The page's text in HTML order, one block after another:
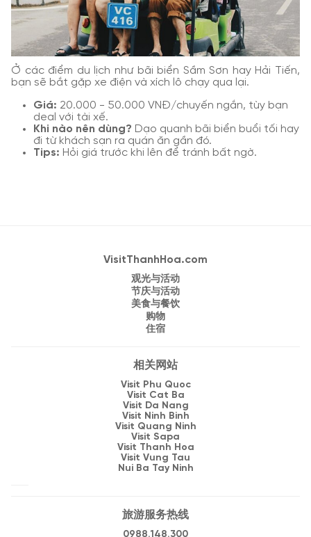
Ở các điểm du lịch như bãi biển Sầm Sơn hay Hải Tiến,
bạn sẽ bắt gặp xe điện và xích lô chạy qua lại.
Giá: 20.000 - 50.000 VNĐ/chuyến ngắn, tùy bạn
deal với tài xế.
Khi nào nên dùng? Dạo quanh bãi biển buổi tối hay
đi từ khách sạn ra quán ăn gần đó.
Tips: Hỏi giá trước khi lên để tránh bất ngờ.
VisitThanhHoa.com
观光与活动
节庆与活动
美食与餐饮
购物
住宿
相关网站
Visit Phu Quoc
Visit Cat Ba
Visit Da Nang
Visit Ninh Binh
Visit Quang Ninh
Visit Sapa
Visit Thanh Hoa
Visit Vung Tau
Nui Ba Tay Ninh
旅游服务热线
0988.148.300